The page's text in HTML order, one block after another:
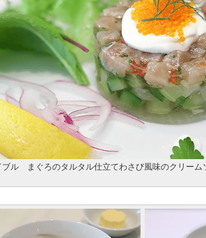
ブル まぐろのタルタル仕立てわさび風味のクリーム